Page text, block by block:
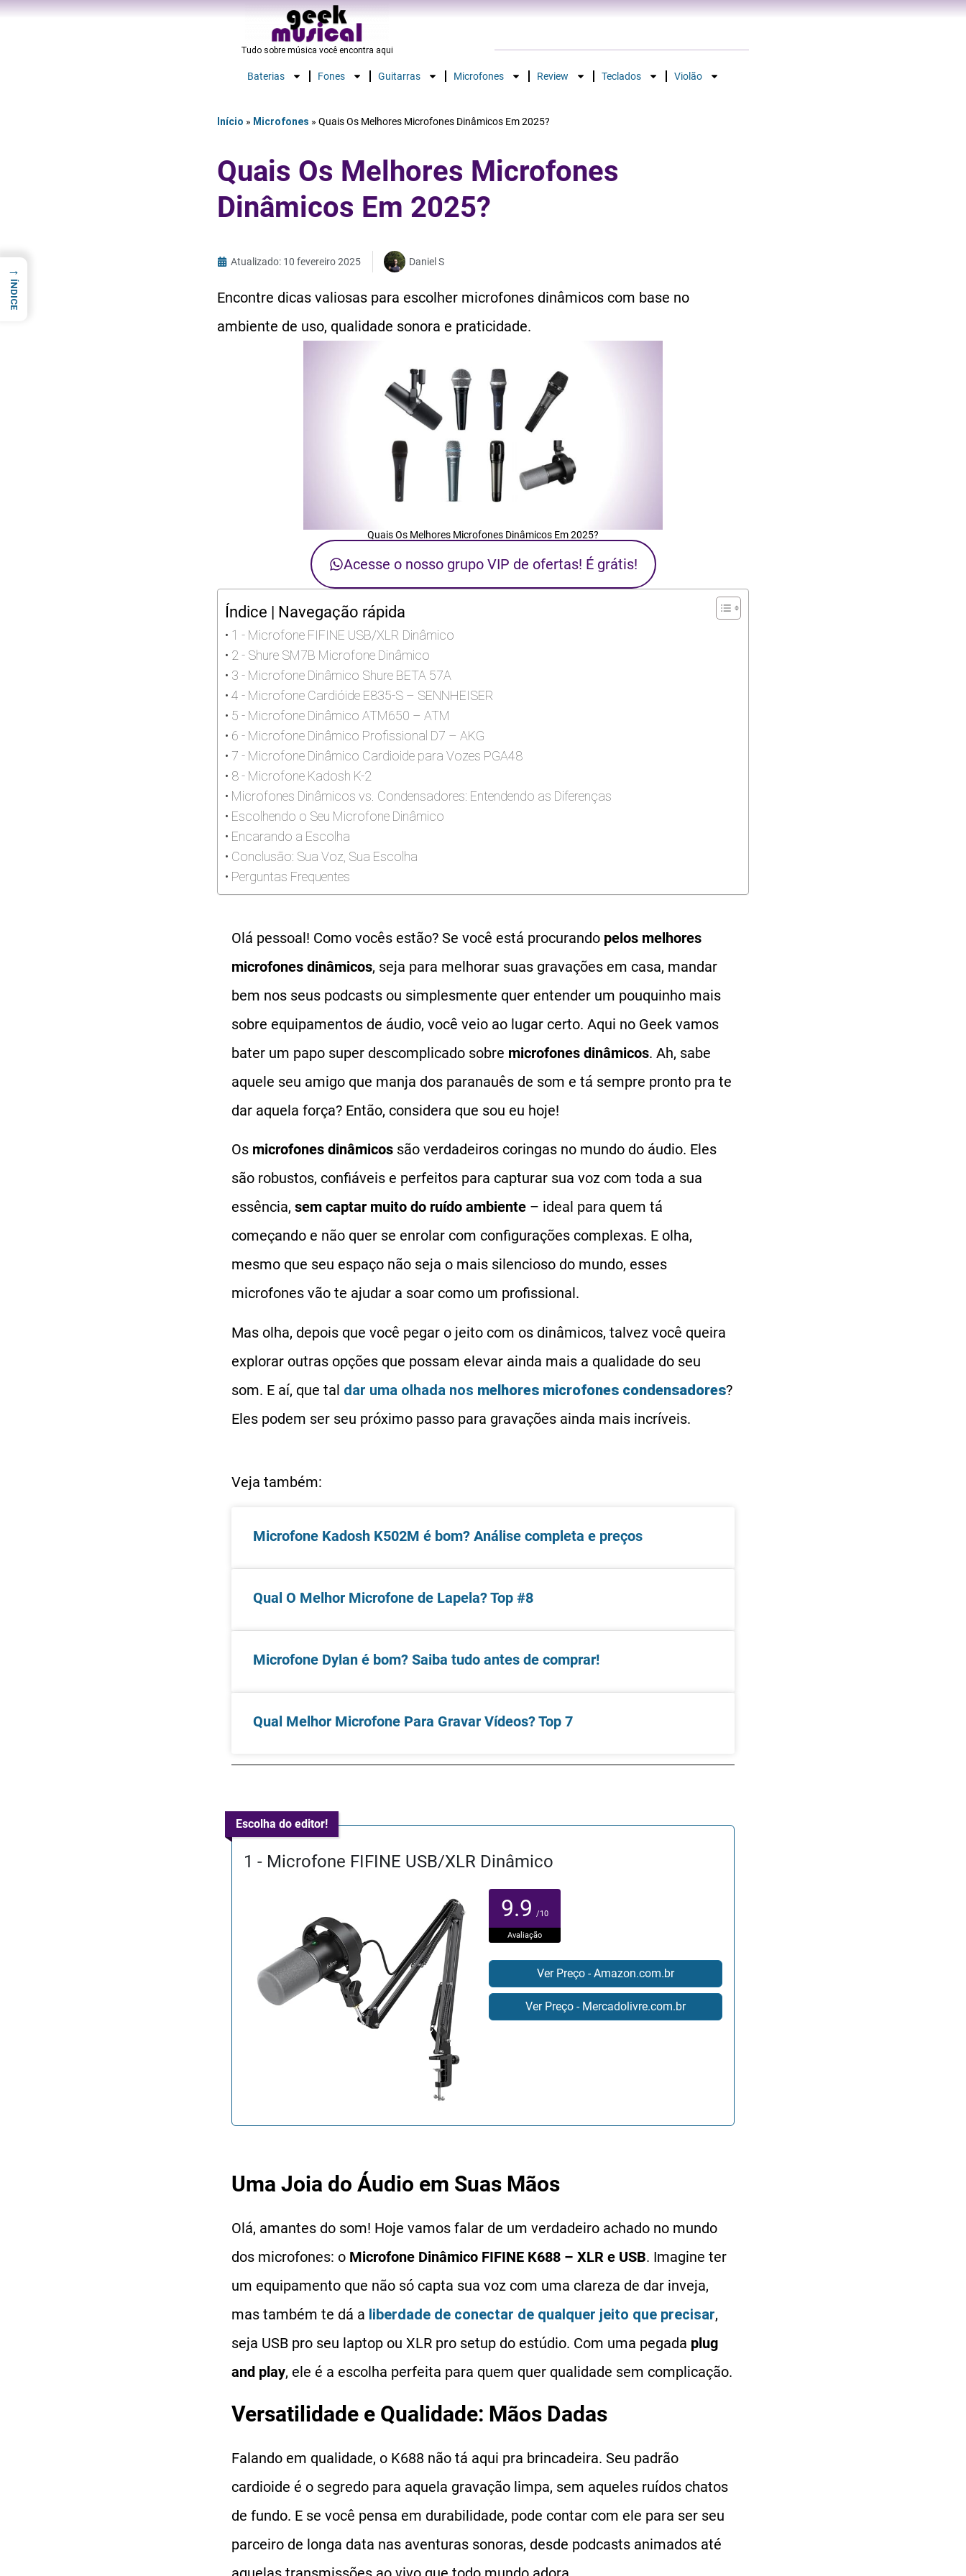
Tudo sobre música você encontra aqui​
Baterias Fones Guitarras Microfones Review Teclados Violão
Início » Microfones » Quais Os Melhores Microfones Dinâmicos Em 2025?
Quais Os Melhores Microfones
Dinâmicos Em 2025?
Atualizado: 10 fevereiro 2025 Daniel S
Encontre dicas valiosas para escolher microfones dinâmicos com base no
ambiente de uso, qualidade sonora e praticidade.
Quais Os Melhores Microfones Dinâmicos Em 2025?
Acesse o nosso grupo VIP de ofertas! É grátis!
Índice | Navegação rápida
1 - Microfone FIFINE USB/XLR Dinâmico
2 - Shure SM7B Microfone Dinâmico
3 - Microfone Dinâmico Shure BETA 57A
4 - Microfone Cardióide E835-S – SENNHEISER
5 - Microfone Dinâmico ATM650 – ATM
6 - Microfone Dinâmico Profissional D7 – AKG
7 - Microfone Dinâmico Cardioide para Vozes PGA48
8 - Microfone Kadosh K-2
Microfones Dinâmicos vs. Condensadores: Entendendo as Diferenças
Escolhendo o Seu Microfone Dinâmico
Encarando a Escolha
Conclusão: Sua Voz, Sua Escolha
Perguntas Frequentes
Olá pessoal! Como vocês estão? Se você está procurando pelos melhores
microfones dinâmicos, seja para melhorar suas gravações em casa, mandar
bem nos seus podcasts ou simplesmente quer entender um pouquinho mais
sobre equipamentos de áudio, você veio ao lugar certo. Aqui no Geek vamos
bater um papo super descomplicado sobre microfones dinâmicos. Ah, sabe
aquele seu amigo que manja dos paranauês de som e tá sempre pronto pra te
dar aquela força? Então, considera que sou eu hoje!
Os microfones dinâmicos são verdadeiros coringas no mundo do áudio. Eles
são robustos, confiáveis e perfeitos para capturar sua voz com toda a sua
essência, sem captar muito do ruído ambiente – ideal para quem tá
começando e não quer se enrolar com configurações complexas. E olha,
mesmo que seu espaço não seja o mais silencioso do mundo, esses
microfones vão te ajudar a soar como um profissional.
Mas olha, depois que você pegar o jeito com os dinâmicos, talvez você queira
explorar outras opções que possam elevar ainda mais a qualidade do seu
som. E aí, que tal dar uma olhada nos melhores microfones condensadores?
Eles podem ser seu próximo passo para gravações ainda mais incríveis.
Veja também:
Microfone Kadosh K502M é bom? Análise completa e preços
Qual O Melhor Microfone de Lapela? Top #8
Microfone Dylan é bom? Saiba tudo antes de comprar!
Qual Melhor Microfone Para Gravar Vídeos? Top 7
Escolha do editor!
1 - Microfone FIFINE USB/XLR Dinâmico
9.9 /10
Avaliação
Ver Preço - Amazon.com.br
Ver Preço - Mercadolivre.com.br
Uma Joia do Áudio em Suas Mãos
Olá, amantes do som! Hoje vamos falar de um verdadeiro achado no mundo
dos microfones: o Microfone Dinâmico FIFINE K688 – XLR e USB. Imagine ter
um equipamento que não só capta sua voz com uma clareza de dar inveja,
mas também te dá a liberdade de conectar de qualquer jeito que precisar,
seja USB pro seu laptop ou XLR pro setup do estúdio. Com uma pegada plug
and play, ele é a escolha perfeita para quem quer qualidade sem complicação.
Versatilidade e Qualidade: Mãos Dadas
Falando em qualidade, o K688 não tá aqui pra brincadeira. Seu padrão
cardioide é o segredo para aquela gravação limpa, sem aqueles ruídos chatos
de fundo. E se você pensa em durabilidade, pode contar com ele para ser seu
parceiro de longa data nas aventuras sonoras, desde podcasts animados até
→
ÍNDICE